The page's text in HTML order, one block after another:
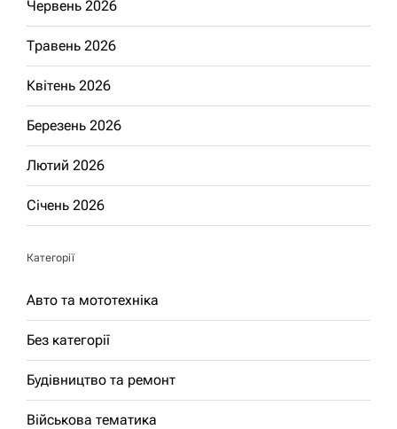
Червень 2026
Травень 2026
Квітень 2026
Березень 2026
Лютий 2026
Січень 2026
Категорії
Авто та мототехніка
Без категорії
Будівництво та ремонт
Військова тематика